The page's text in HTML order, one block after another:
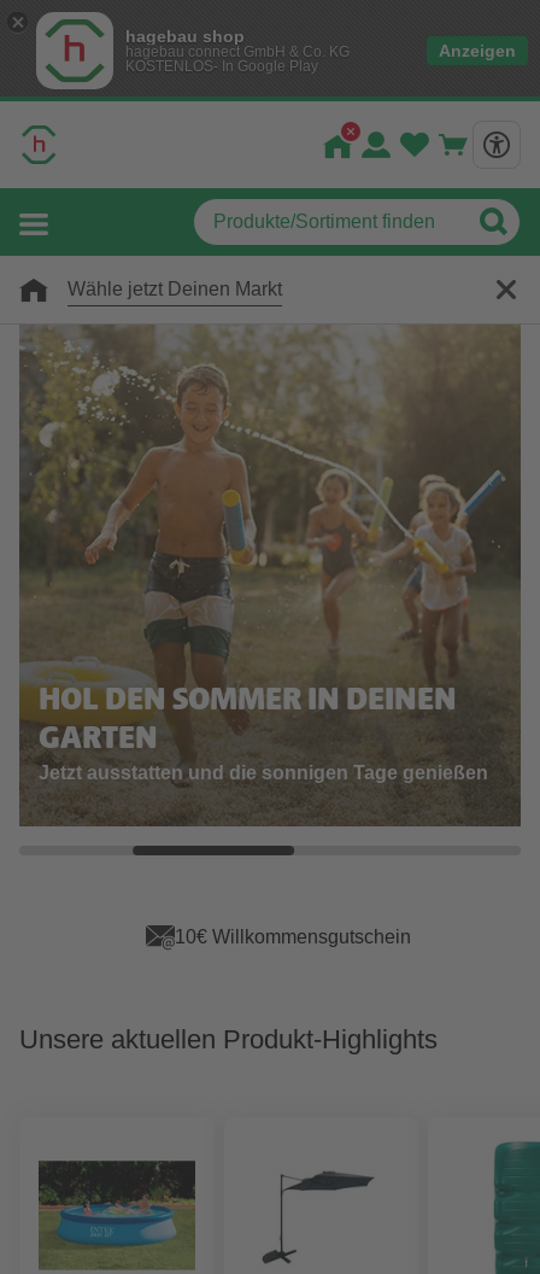
hagebau shop
hagebau connect GmbH & Co. KG
KOSTENLOS- In Google Play
Anzeigen
Wähle jetzt Deinen Markt
HOL DEN SOMMER IN DEINEN
GARTEN
Jetzt ausstatten und die sonnigen Tage genießen
10€ Willkommensgutschein
Unsere aktuellen Produkt-Highlights